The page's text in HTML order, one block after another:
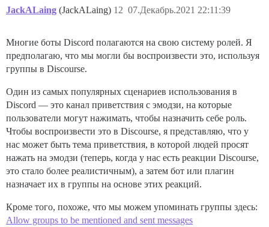
JackALaing (JackALaing) 07.Декабрь.2021 22:11:39
12
Многие боты Discord полагаются на свою систему ролей. Я
предполагаю, что мы могли бы воспроизвести это, используя
группы в Discourse.
Один из самых популярных сценариев использования в
Discord — это канал приветствия с эмодзи, на которые
пользователи могут нажимать, чтобы назначить себе роль.
Чтобы воспроизвести это в Discourse, я представляю, что у
нас может быть тема приветствия, в которой людей просят
нажать на эмодзи (теперь, когда у нас есть реакции Discourse,
это стало более реалистичным), а затем бот или плагин
назначает их в группы на основе этих реакций.
Кроме того, похоже, что мы можем упоминать группы здесь:
Allow groups to be mentioned and sent messages